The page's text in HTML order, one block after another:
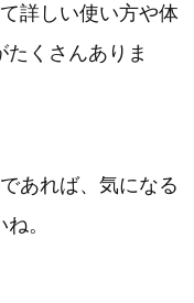
詳しい使い方や体
くさんありま
あれば、気になる
。